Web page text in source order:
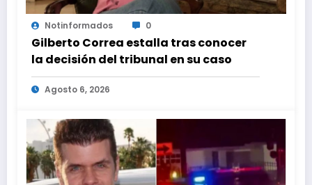
Notinformados 0
Gilberto Correa estalla tras conocer
la decisión del tribunal en su caso
Agosto 6, 2026